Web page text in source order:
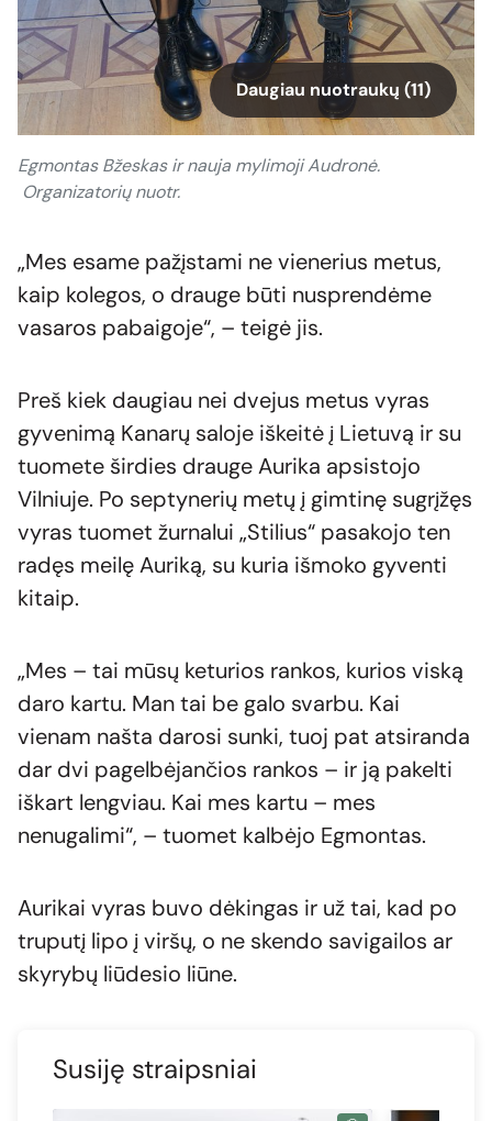
Daugiau nuotraukų (11)
Egmontas Bžeskas ir nauja mylimoji Audronė.
Organizatorių nuotr.
„Mes esame pažįstami ne vienerius metus,
kaip kolegos, o drauge būti nusprendėme
vasaros pabaigoje“, – teigė jis.
Preš kiek daugiau nei dvejus metus vyras
gyvenimą Kanarų saloje iškeitė į Lietuvą ir su
tuomete širdies drauge Aurika apsistojo
Vilniuje. Po septynerių metų į gimtinę sugrįžęs
vyras tuomet žurnalui „Stilius“ pasakojo ten
radęs meilę Auriką, su kuria išmoko gyventi
kitaip.
„Mes – tai mūsų keturios rankos, kurios viską
daro kartu. Man tai be galo svarbu. Kai
vienam našta darosi sunki, tuoj pat atsiranda
dar dvi pagelbėjančios rankos – ir ją pakelti
iškart lengviau. Kai mes kartu – mes
nenugalimi“, – tuomet kalbėjo Egmontas.
Aurikai vyras buvo dėkingas ir už tai, kad po
truputį lipo į viršų, o ne skendo savigailos ar
skyrybų liūdesio liūne.
Susiję straipsniai